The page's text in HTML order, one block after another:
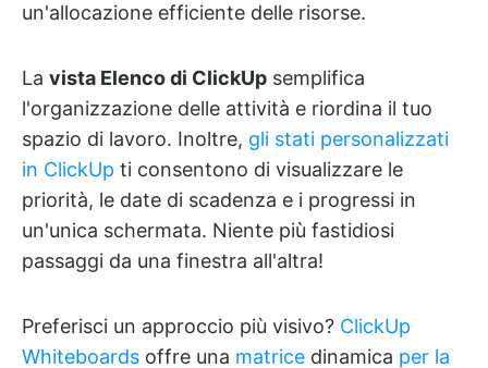
un'allocazione efficiente delle risorse.
La vista Elenco di ClickUp semplifica
l'organizzazione delle attività e riordina il tuo
spazio di lavoro. Inoltre, gli stati personalizzati
in ClickUp ti consentono di visualizzare le
priorità, le date di scadenza e i progressi in
un'unica schermata. Niente più fastidiosi
passaggi da una finestra all'altra!
Preferisci un approccio più visivo? ClickUp
Whiteboards offre una matrice dinamica per la